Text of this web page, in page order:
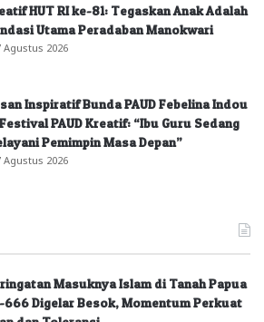
HUT RI ke-81: Tegaskan Anak Adalah
Utama Peradaban Manokwari
Agustus 2026
Inspiratif Bunda PAUD Febelina Indou
PAUD Kreatif: “Ibu Guru Sedang
Pemimpin Masa Depan”
Agustus 2026
Masuknya Islam di Tanah Papua
666 Digelar Besok, Momentum Perkuat